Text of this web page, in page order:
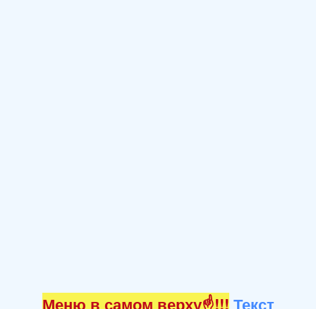
Меню в самом верху☝!!! Текст